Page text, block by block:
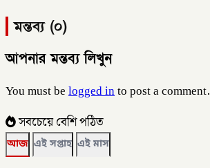
মন্তব্য (০)
আপনার মন্তব্য লিখুন
You must belogged into post a comment.
সবচেয়ে বেশি পঠিত
আজ এই সপ্তাহ এই মাস